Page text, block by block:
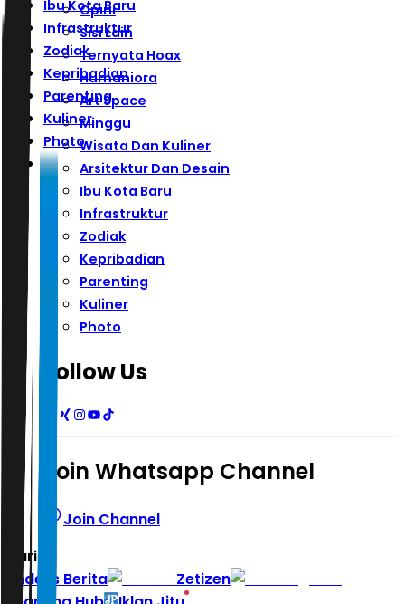
Ibu Kota Baru
Infrastruktur
Zodiak
Kepribadian
Parenting
Kuliner
Photo
Opini
Sisi Lain
Ternyata Hoax
Humaniora
Art Space
Minggu
Wisata Dan Kuliner
Arsitektur Dan Desain
Ibu Kota Baru
Infrastruktur
Zodiak
Kepribadian
Parenting
Kuliner
Photo
Follow Us
Join Whatsapp Channel
Join Channel
Hari ini
Indeks Berita
Zetizen